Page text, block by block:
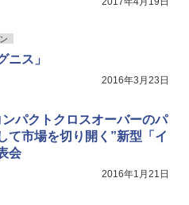
ニス」
2016年3月23日
ンパクトクロスオーバーのパ
て市場を切り開く”新型「イ
会
2016年1月21日